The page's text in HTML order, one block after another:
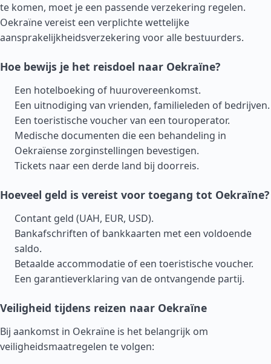
te komen, moet je een passende verzekering regelen.
Oekraïne vereist een verplichte wettelijke
aansprakelijkheidsverzekering voor alle bestuurders.
Hoe bewijs je het reisdoel naar Oekraïne?
Een hotelboeking of huurovereenkomst.
Een uitnodiging van vrienden, familieleden of bedrijven.
Een toeristische voucher van een touroperator.
Medische documenten die een behandeling in
Oekraïense zorginstellingen bevestigen.
Tickets naar een derde land bij doorreis.
Hoeveel geld is vereist voor toegang tot Oekraïne?
Contant geld (UAH, EUR, USD).
Bankafschriften of bankkaarten met een voldoende
saldo.
Betaalde accommodatie of een toeristische voucher.
Een garantieverklaring van de ontvangende partij.
Veiligheid tijdens reizen naar Oekraïne
Bij aankomst in Oekraïne is het belangrijk om
veiligheidsmaatregelen te volgen: